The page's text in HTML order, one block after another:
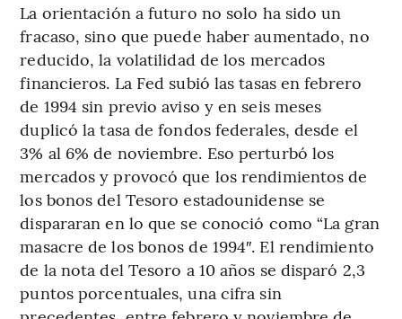
La orientación a futuro no solo ha sido un
fracaso, sino que puede haber aumentado, no
reducido, la volatilidad de los mercados
financieros. La Fed subió las tasas en febrero
de 1994 sin previo aviso y en seis meses
duplicó la tasa de fondos federales, desde el
3% al 6% de noviembre. Eso perturbó los
mercados y provocó que los rendimientos de
los bonos del Tesoro estadounidense se
dispararan en lo que se conoció como “La gran
masacre de los bonos de 1994″. El rendimiento
de la nota del Tesoro a 10 años se disparó 2,3
puntos porcentuales, una cifra sin